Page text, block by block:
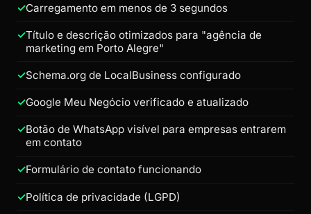
Carregamento em menos de 3 segundos
Título e descrição otimizados para "agência de
marketing em Porto Alegre"
Schema.org de LocalBusiness configurado
Google Meu Negócio verificado e atualizado
Botão de WhatsApp visível para empresas entrarem
em contato
Formulário de contato funcionando
Política de privacidade (LGPD)